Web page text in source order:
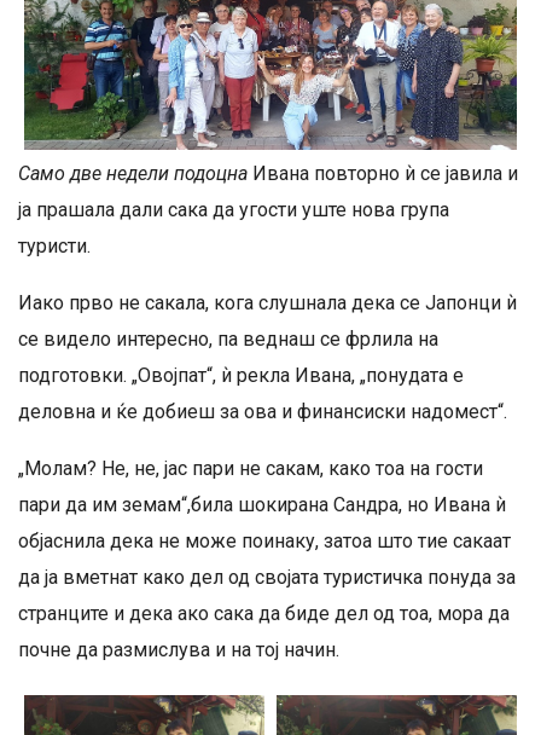
Само две недели подоцна Ивана повторно ѝ се јавила и
ја прашала дали сака да угости уште нова група
туристи.
Иако прво не сакала, кога слушнала дека се Јапонци ѝ
се видело интересно, па веднаш се фрлила на
подготовки. „Овојпат“, ѝ рекла Ивана, „понудата е
деловна и ќе добиеш за ова и финансиски надомест“.
„Молам? Не, не, јас пари не сакам, како тоа на гости
пари да им земам“,била шокирана Сандра, но Ивана ѝ
објаснила дека не може поинаку, затоа што тие сакаат
да ја вметнат како дел од својата туристичка понуда за
странците и дека ако сака да биде дел од тоа, мора да
почне да размислува и на тој начин.